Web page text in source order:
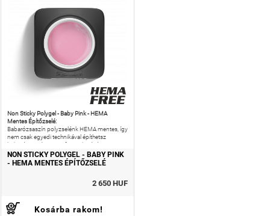
Non Sticky Polygel - Baby Pink - HEMA
Mentes Építőzselé:
Babarózsaszín polyzselénk HEMA mentes, így
nem csak egyedi technikával építhetsz
babarózsaszín, visszafogott hatású
műkörmöket, de még az allergiás reakciók
NON STICKY POLYGEL - BABY PINK
- HEMA MENTES ÉPÍTŐZSELÉ
2 650 HUF
Kosárba rakom!